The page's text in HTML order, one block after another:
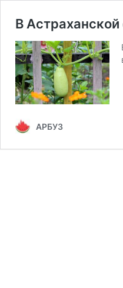
В Астраханской
АРБУЗ